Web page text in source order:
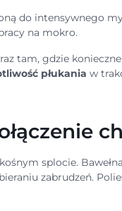
do intensywnego
na mokro.
tam, gdzie
płukania w
splocie.
zabrudzeń.